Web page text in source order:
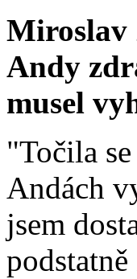
Miroslav
Andy
musel
"Točila
Andách
jsem